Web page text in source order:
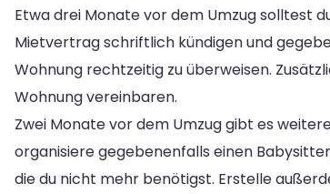
Etwa drei Monate vor dem Umzug solltest
Mietvertrag schriftlich kündigen und
Wohnung rechtzeitig zu überweisen.
Wohnung vereinbaren.
Zwei Monate vor dem Umzug gibt es
organisiere gegebenenfalls einen
die du nicht mehr benötigst. Erstelle